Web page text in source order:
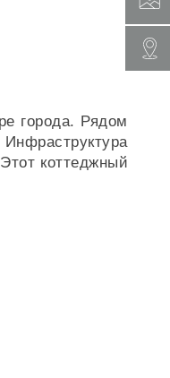
города. Рядом
коттеджный